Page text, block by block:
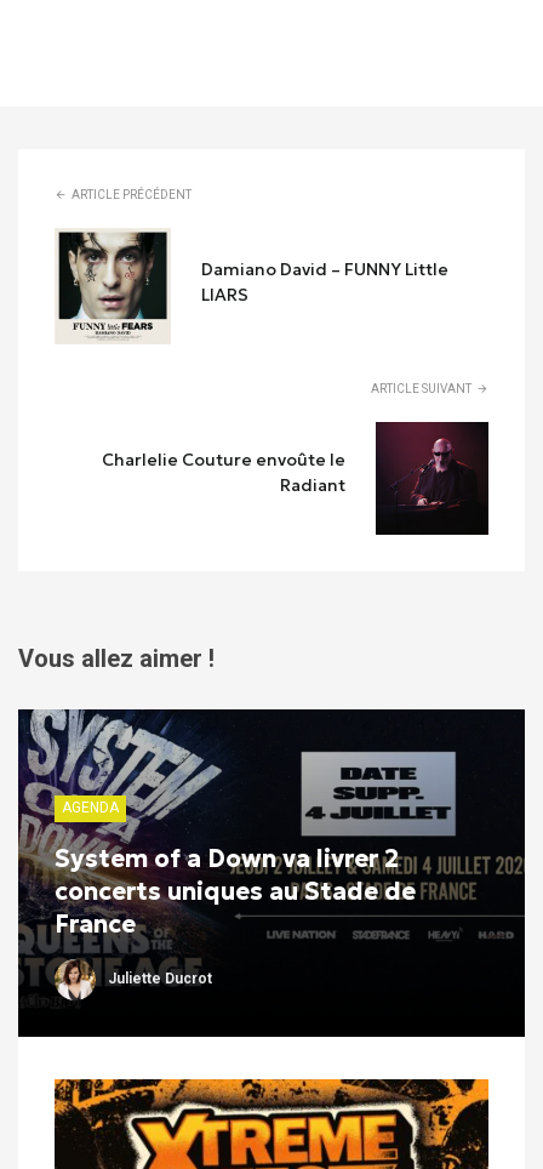
ARTICLE PRÉCÉDENT
Damiano David – FUNNY Little
LIARS
ARTICLE SUIVANT
Charlelie Couture envoûte le
Radiant
Vous allez aimer !
AGENDA
System of a Down va livrer 2
concerts uniques au Stade de
France
Juliette Ducrot